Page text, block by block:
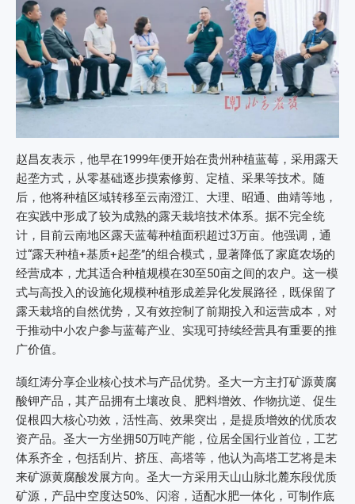
赵昌友表示，他早在1999年便开始在贵州种植蓝莓，采用露天
起垄方式，从零基础逐步摸索修剪、定植、采果等技术。随
后，他将种植区域转移至云南澄江、大理、昭通、曲靖等地，
在实践中形成了较为成熟的露天栽培技术体系。据不完全统
计，目前云南地区露天蓝莓种植面积超过3万亩。他强调，通
过“露天种植+基质+起垄”的组合模式，显著降低了家庭农场的
经营成本，尤其适合种植规模在30至50亩之间的农户。这一模
式与高投入的设施化规模种植形成差异化发展路径，既保留了
露天栽培的自然优势，又有效控制了前期投入和运营成本，对
于推动中小农户参与蓝莓产业、实现可持续经营具有重要的推
广价值。
颉红涛分享企业核心技术与产品优势。圣大一方主打矿源黄腐
酸钾产品，其产品拥有土壤改良、肥料增效、作物抗逆、促生
促根四大核心功效，活性高、效果突出，是提质增效的优质农
资产品。圣大一方坐拥50万吨产能，位居全国行业首位，工艺
体系齐全，包括刮片、挤压、高塔等，他认为高塔工艺将是未
来矿源黄腐酸发展方向。圣大一方采用天山山脉北麓东段优质
矿源，产品中空度达50%、闪溶，适配水肥一体化，可制作底